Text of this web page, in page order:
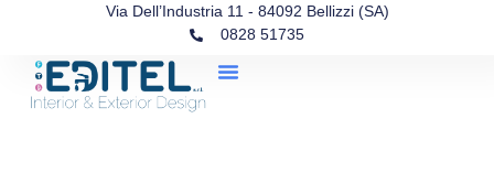
Via Dell’Industria 11 - 84092 Bellizzi (SA)
0828 51735